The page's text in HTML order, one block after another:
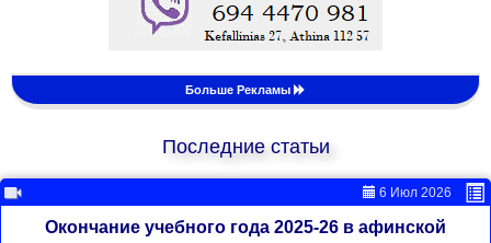
Больше Рекламы
Последние статьи
6 Июл 2026
Окончание учебного года 2025-26 в афинской